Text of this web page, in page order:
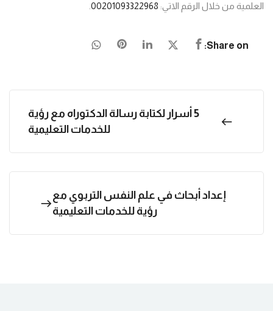
العلمية من خلال الرقم الاتي: 00201093322968
Share on:
5 أسرار لكتابة رسالة الدكتوراه مع رؤية
للخدمات التعليمية
إعداد أبحاث في علم النفس التربوي مع
رؤية للخدمات التعليمية